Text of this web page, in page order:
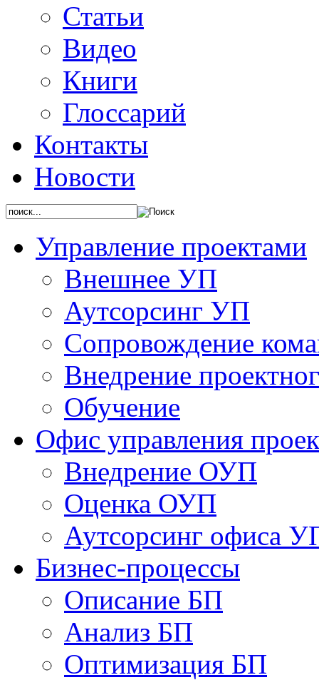
Статьи
Видео
Книги
Глоссарий
Контакты
Новости
Управление проектами
Внешнее УП
Аутсорсинг УП
Сопровождение
Внедрение
Обучение
Офис управления
Bнедрение ОУП
Оценка ОУП
Аутсорсинг офиса
Бизнес-процессы
Описание БП
Анализ БП
Оптимизация БП